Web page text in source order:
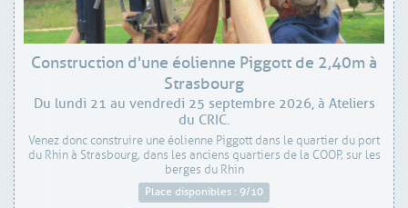
Construction d'une éolienne Piggott de 2,40m à
Strasbourg
Du lundi 21 au vendredi 25 septembre 2026, à Ateliers
du CRIC.
Venez donc construire une éolienne Piggott dans le quartier du port
du Rhin à Strasbourg, dans les anciens quartiers de la COOP, sur les
berges du Rhin
Place disponibles : 9/10